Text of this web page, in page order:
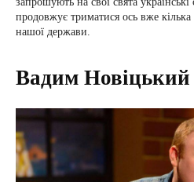
продовжує триматися ось вже кілька
нашої держави.
Вадим Новіцький